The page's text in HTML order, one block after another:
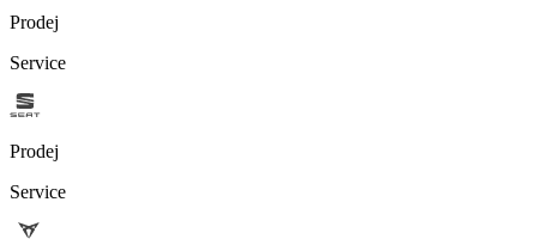
Prodej
Service
Prodej
Service